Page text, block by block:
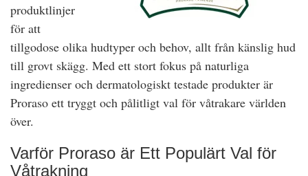
produktlinjer
för att
tillgodose olika hudtyper och behov, allt från känslig hud
till grovt skägg. Med ett stort fokus på naturliga
ingredienser och dermatologiskt testade produkter är
Proraso ett tryggt och pålitligt val för våtrakare världen
över.
Varför Proraso är Ett Populärt Val för
Våtrakning